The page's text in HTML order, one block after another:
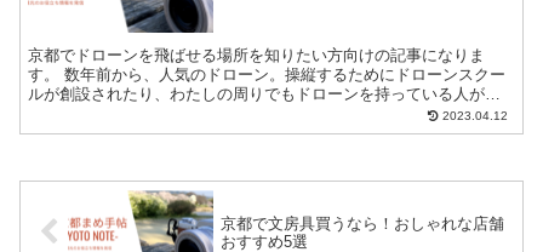
京都でドローンを飛ばせる場所を知りたい方向けの記事になりま
す。 数年前から、人気のドローン。操縦するためにドローンスクー
ルが創設されたり、わたしの周りでもドローンを持っている人が
2023.04.12
京都で文房具買うなら！おしゃれな店舗
おすすめ5選